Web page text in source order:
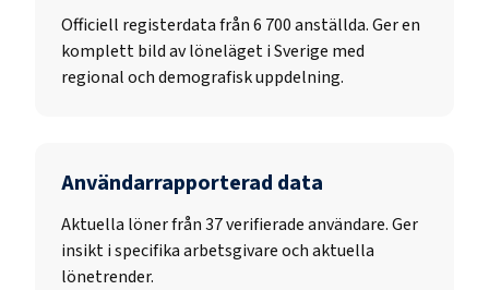
Officiell registerdata från6 700anställda. Ger en
komplett bild av löneläget i Sverige med
regional och demografisk uppdelning.
Användarrapporterad data
Aktuella löner från 37 verifierade användare. Ger
insikt i specifika arbetsgivare och aktuella
lönetrender.